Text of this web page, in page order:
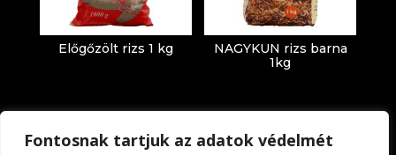
Fontosnak tartjuk az adatok védelmét
Előgőzölt rizs 1 kg
NAGYKUN rizs barna
1kg